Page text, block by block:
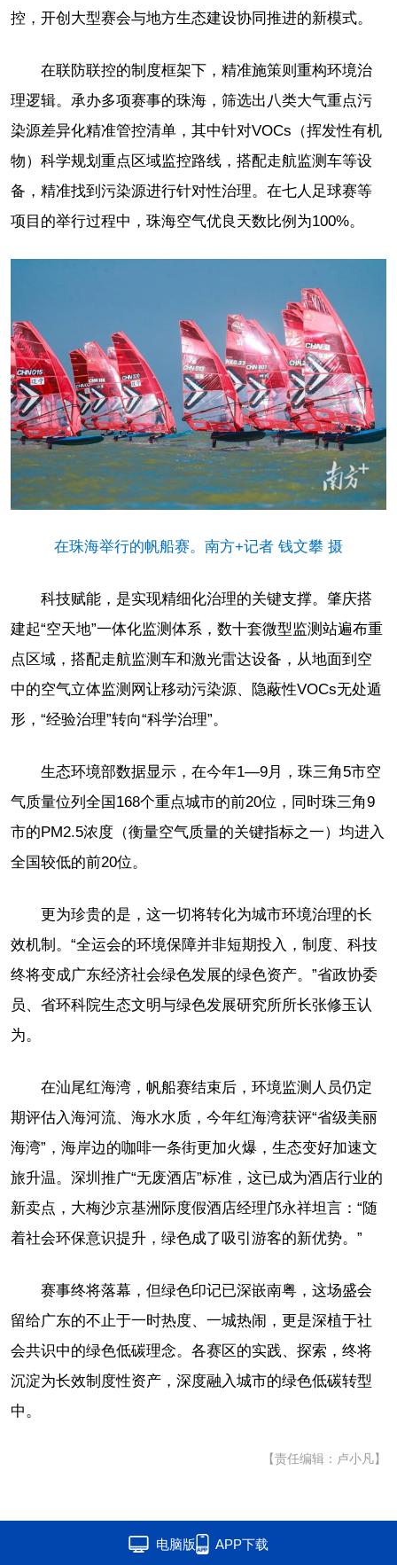
控，开创大型赛会与地方生态建设协同推进的新模式。
在联防联控的制度框架下，精准施策则重构环境治
理逻辑。承办多项赛事的珠海，筛选出八类大气重点污
染源差异化精准管控清单，其中针对VOCs（挥发性有机
物）科学规划重点区域监控路线，搭配走航监测车等设
备，精准找到污染源进行针对性治理。在七人足球赛等
项目的举行过程中，珠海空气优良天数比例为100%。
在珠海举行的帆船赛。南方+记者 钱文攀 摄
科技赋能，是实现精细化治理的关键支撑。肇庆搭
建起“空天地”一体化监测体系，数十套微型监测站遍布重
点区域，搭配走航监测车和激光雷达设备，从地面到空
中的空气立体监测网让移动污染源、隐蔽性VOCs无处遁
形，“经验治理”转向“科学治理”。
生态环境部数据显示，在今年1—9月，珠三角5市空
气质量位列全国168个重点城市的前20位，同时珠三角9
市的PM2.5浓度（衡量空气质量的关键指标之一）均进入
全国较低的前20位。
更为珍贵的是，这一切将转化为城市环境治理的长
效机制。“全运会的环境保障并非短期投入，制度、科技
终将变成广东经济社会绿色发展的绿色资产。”省政协委
员、省环科院生态文明与绿色发展研究所所长张修玉认
为。
在汕尾红海湾，帆船赛结束后，环境监测人员仍定
期评估入海河流、海水水质，今年红海湾获评“省级美丽
海湾”，海岸边的咖啡一条街更加火爆，生态变好加速文
旅升温。深圳推广“无废酒店”标准，这已成为酒店行业的
新卖点，大梅沙京基洲际度假酒店经理邝永祥坦言：“随
着社会环保意识提升，绿色成了吸引游客的新优势。”
赛事终将落幕，但绿色印记已深嵌南粤，这场盛会
留给广东的不止于一时热度、一城热闹，更是深植于社
会共识中的绿色低碳理念。各赛区的实践、探索，终将
沉淀为长效制度性资产，深度融入城市的绿色低碳转型
中。
【责任编辑：卢小凡】
电脑版 APP下载